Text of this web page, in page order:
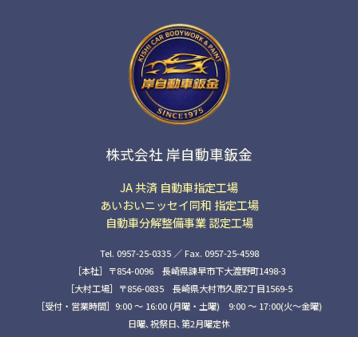
株式会社 岸自動車鈑金
JA 共済 自動車指定工場
あいおいニッセイ同和 指定工場
自動車分解整備事業 認定工場
Tel. 0957-25-0335 ／ Fax. 0957-25-4598
［本社］〒854-0096 長崎県諫早市下大渡野町1498-3
［大村工場］〒856-0835 長崎県大村市久原2丁目1569-5
［受付・営業時間］9:00 ～ 16:00 (月曜・土曜) 9:00 〜 17:00(火〜金曜)
日曜､祝祭日､第2月曜定休